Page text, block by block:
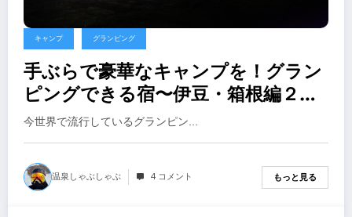
キャンプ グランピング
手ぶらで豪華なキャンプを！グラン
ピングできる宿〜伊豆・箱根編２０
１９年
今世界で流行しているグランピン…
温泉しゃぶしゃぶ 4 コメント もっと見る